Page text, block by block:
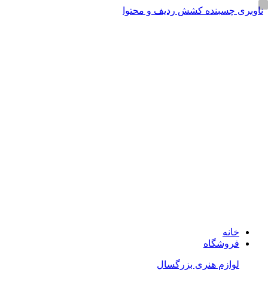
ناوبری چسبنده کشش ردیف و محتوا
خانه
فروشگاه
لوازم هنری بزرگسال